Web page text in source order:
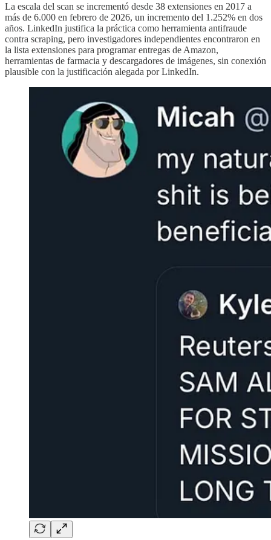
La escala del scan se incrementó desde 38 extensiones en 2017 a
más de 6.000 en febrero de 2026, un incremento del 1.252% en dos
años. LinkedIn justifica la práctica como herramienta antifraude
contra scraping, pero investigadores independientes encontraron en
la lista extensiones para programar entregas de Amazon,
herramientas de farmacia y descargadores de imágenes, sin conexión
plausible con la justificación alegada por LinkedIn.